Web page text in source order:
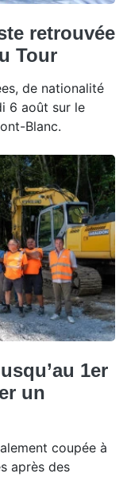
retrouvée
Tour
de nationalité
6 août sur le
Blanc.
1er
un
coupée à
après des